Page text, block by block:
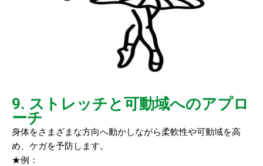
9. ストレッチと可動域へのアプロ
ーチ
身体をさまざまな方向へ動かしながら柔軟性や可動域を高
め、ケガを予防します。
★例：